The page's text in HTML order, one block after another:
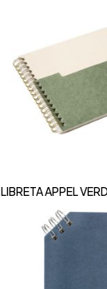
LIBRETA APPEL